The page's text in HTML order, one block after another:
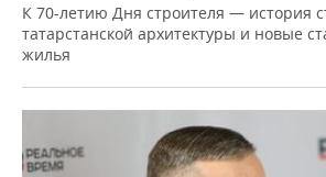
К 70-летию Дня строителя — история
татарстанской архитектуры и новые
жилья